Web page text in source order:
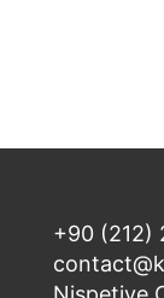
+90 (212)